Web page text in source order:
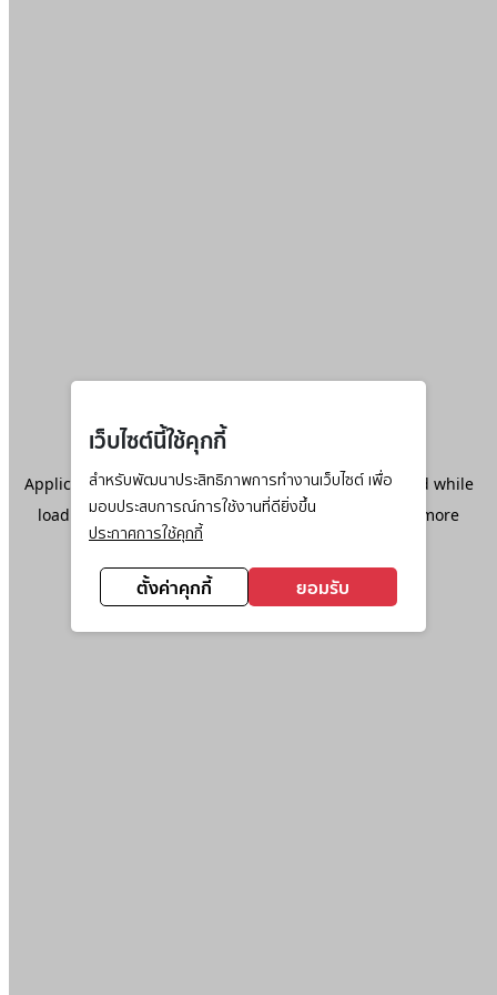
เว็บไซต์นี้ใช้คุกกี้
สำหรับพัฒนาประสิทธิภาพการทำงานเว็บไซต์ เพื่อ
มอบประสบการณ์การใช้งานที่ดียิ่งขึ้น
ประกาศการใช้คุกกี้
ตั้งค่าคุกกี้ ยอมรับ
Application error: aclient-side exception has occurred while
loadingwww.ktc.co.th(see the browser console
for more
information).